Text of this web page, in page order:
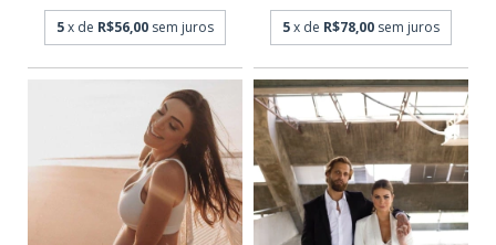
5x de R$56,00 sem juros 5x de R$78,00 sem juros